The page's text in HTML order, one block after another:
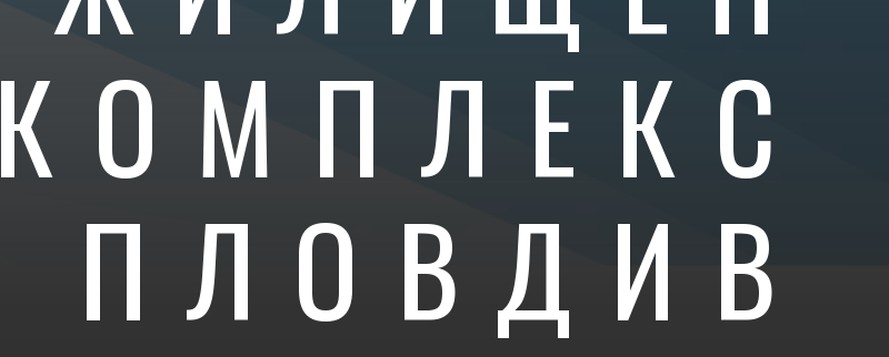
КОМПЛЕКС
ПЛОВДИВ